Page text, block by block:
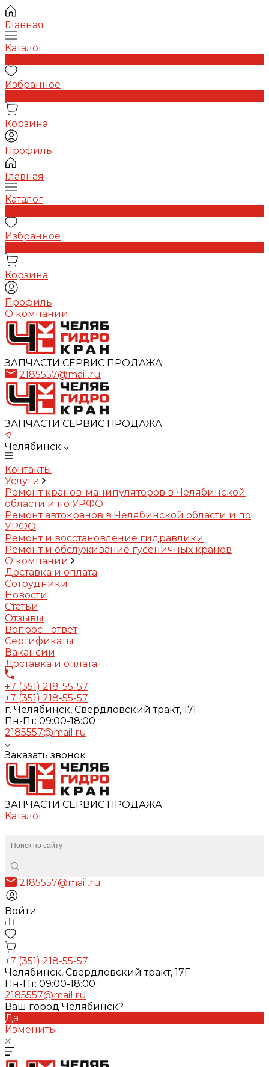
Главная
Каталог
Избранное
Корзина
Профиль
Главная
Каталог
Избранное
Корзина
Профиль
О компании
ЗАПЧАСТИ СЕРВИС ПРОДАЖА
2185557@mail.ru
ЗАПЧАСТИ СЕРВИС ПРОДАЖА
Челябинск
Контакты
Услуги
Ремонт кранов-манипуляторов в Челябинской
области и по УРФО
Ремонт автокранов в Челябинской области и по
УРФО
Ремонт и восстановление гидравлики
Ремонт и обслуживание гусеничных кранов
О компании
Доставка и оплата
Сотрудники
Новости
Статьи
Отзывы
Вопрос - ответ
Сертификаты
Вакансии
Доставка и оплата
+7 (351) 218-55-57
+7 (351) 218-55-57
г. Челябинск, Свердловский тракт, 17Г
Пн-Пт: 09:00-18:00
2185557@mail.ru
Заказать звонок
ЗАПЧАСТИ СЕРВИС ПРОДАЖА
Каталог
2185557@mail.ru
Войти
+7 (351) 218-55-57
Челябинск, Свердловский тракт, 17Г
Пн-Пт: 09:00-18:00
2185557@mail.ru
Ваш город Челябинск?
Да
Изменить